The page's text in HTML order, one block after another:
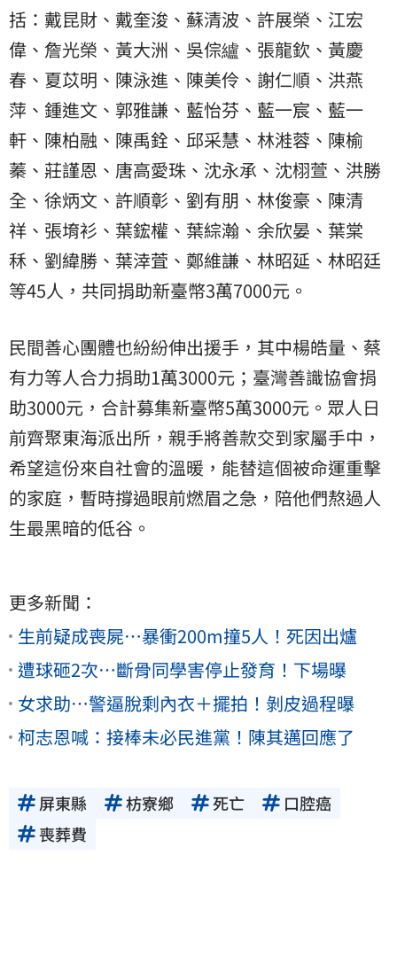
括：戴昆財、戴奎浚、蘇清波、許展榮、江宏
偉、詹光榮、黃大洲、吳倧纑、張龍欽、黃慶
春、夏苡明、陳泳進、陳美伶、謝仁順、洪燕
萍、鍾進文、郭雅謙、藍怡芬、藍一宸、藍一
軒、陳柏融、陳禹銓、邱采慧、林溎蓉、陳榆
蓁、莊謹恩、唐高愛珠、沈永承、沈栩萱、洪勝
全、徐炳文、許順彰、劉有朋、林俊豪、陳清
祥、張堉衫、葉鋐權、葉綜瀚、余欣晏、葉棠
秝、劉緯勝、葉涬萓、鄭維謙、林昭延、林昭廷
等45人，共同捐助新臺幣3萬7000元。
民間善心團體也紛紛伸出援手，其中楊皓量、蔡
有力等人合力捐助1萬3000元；臺灣善識協會捐
助3000元，合計募集新臺幣5萬3000元。眾人日
前齊聚東海派出所，親手將善款交到家屬手中，
希望這份來自社會的溫暖，能替這個被命運重擊
的家庭，暫時撐過眼前燃眉之急，陪他們熬過人
生最黑暗的低谷。
更多新聞：
生前疑成喪屍…暴衝200m撞5人！死因出爐
遭球砸2次…斷骨同學害停止發育！下場曝
女求助…警逼脫剩內衣＋擺拍！剝皮過程曝
柯志恩喊：接棒未必民進黨！陳其邁回應了
屏東縣 枋寮鄉 死亡
口腔癌
喪葬費